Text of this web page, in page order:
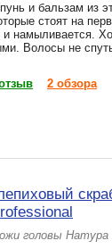
и бальзам из
стоят на
намыливается.
Волосы не
2 обзора
головы Натура